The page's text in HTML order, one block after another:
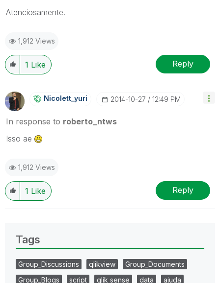
Atenciosamente.
1,912 Views
1 Like Reply
Nicolett_yuri ‎2014-10-27 12:49 PM
In response to roberto_ntws
Isso ae
1,912 Views
1 Like Reply
Tags
Group_Discussions qlikview
Group_Documents
Group_Blogs
script qlik sense data
ajuda